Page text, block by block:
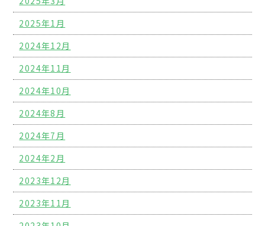
2025年1月
2024年12月
2024年11月
2024年10月
2024年8月
2024年7月
2024年2月
2023年12月
2023年11月